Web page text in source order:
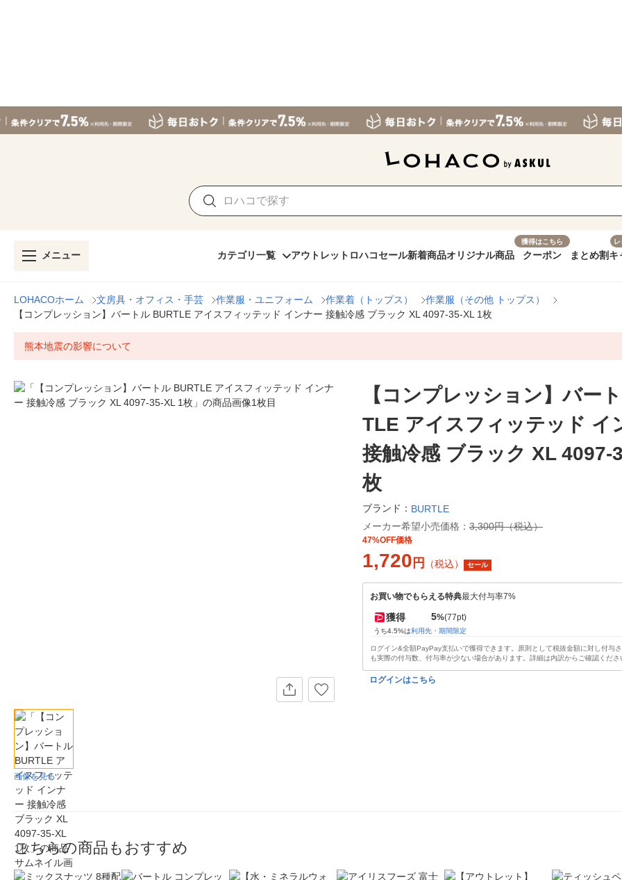
メニュー カテゴリ一覧 アウトレット ロハコセール新着商品オリジナル商品
獲得はこちら
クーポン まとめ割キ
LOHACOホーム 文房具・オフィス・手芸 作業服・ユニフォーム 作業着（トップス）
作業服（その他 トップス）
【コンプレッション】バートル BURTLE アイスフィッテッド インナー 接触冷感 ブラック XL 4097-35-XL 1枚
熊本地震の影響について
画像を見る
【コンプレッション】バー
TLE アイスフィッテッド イ
接触冷感 ブラック XL 4097-
枚
ブランド： BURTLE
メーカー希望小売価格： 3,300円（税込）
47%OFF価格
1,720 円 （税込） セール
お買い物でもらえる特典最大付与率7%
獲得 5%(77pt)
うち4.5%は利用先・期間限定
ログイン&全額PayPay支払いで獲得できます。原則として税抜金額に対し付与
も実際の付与数、付与率が少ない場合があります。詳細は内訳からご確認くださ
ログインはこちら
こちらの商品もおすすめ